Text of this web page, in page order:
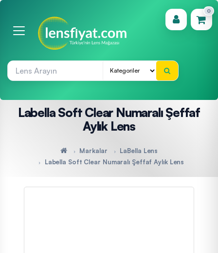
0
(0)
Labella Soft Clear Numaralı Şeffaf
Aylık Lens
Markalar
LaBella Lens
Labella Soft Clear Numaralı Şeffaf Aylık Lens